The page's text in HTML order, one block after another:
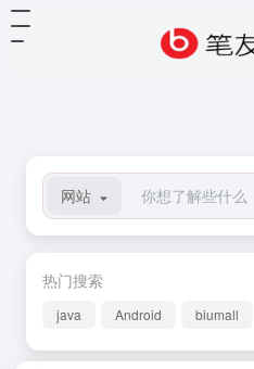
网站
热门搜索
java Android biumall